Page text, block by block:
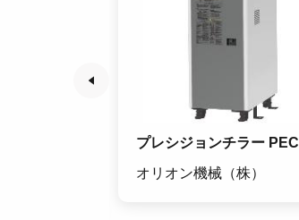
プレシジョンチラー PEC
オリオン機械（株）